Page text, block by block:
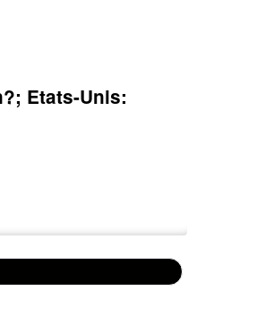
Etats-Unis: